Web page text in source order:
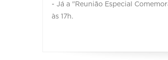
- Já a "Reunião Especial
às 17h.